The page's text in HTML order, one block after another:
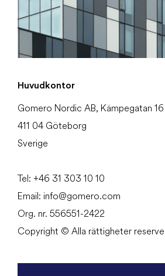
Huvudkontor
Gomero Nordic AB, Kämpegatan 16
411 04 Göteborg
Sverige
Tel: +46 31 303 10 10
Email: info@gomero.com
Org. nr. 556551-2422
Copyright © Alla rättigheter